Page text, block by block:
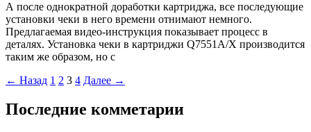
А после однократной доработки картриджа, все последующие
установки чеки в него времени отнимают немного.
Предлагаемая видео-инструкция показывает процесс в
деталях. Установка чеки в картриджи Q7551A/X производится
таким же образом, но с
← Назад 1 2 3 4 Далее →
Последние комметарии